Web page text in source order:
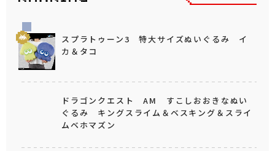
スプラトゥーン3 特大サイズぬいぐるみ イ
カ＆タコ
ドラゴンクエスト AM すこしおおきなぬい
ぐるみ キングスライム＆ベスキング＆スライ
ムベホマズン